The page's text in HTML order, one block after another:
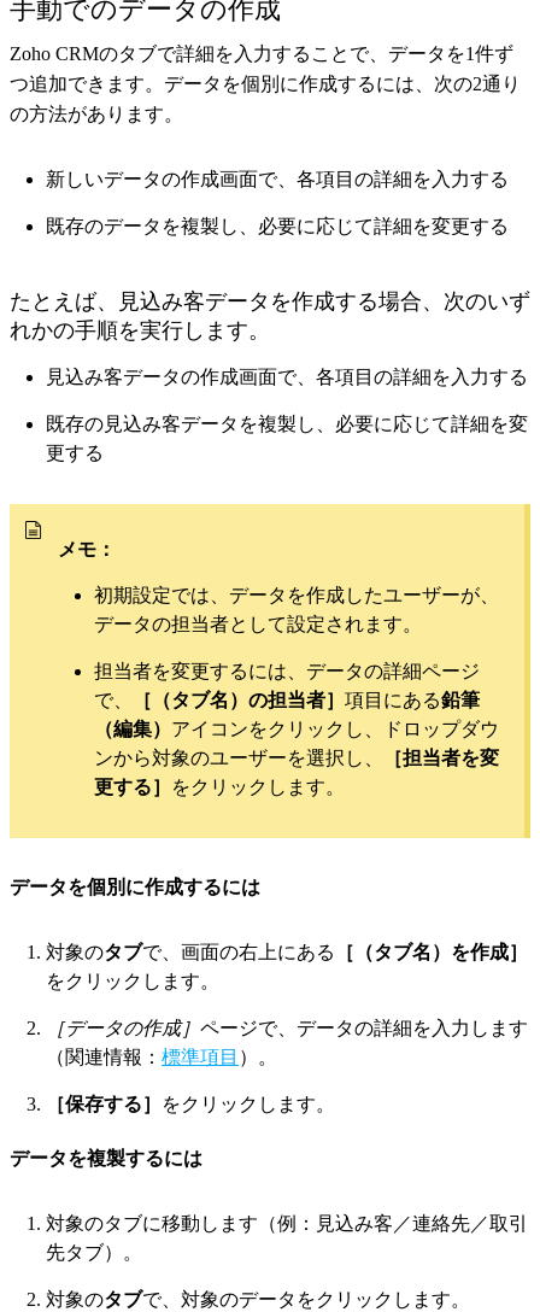
手動でのデータの作成
Zoho CRMのタブで詳細を入力することで、データを1件ず
つ追加できます。データを個別に作成するには、次の2通り
の方法があります。
新しいデータの作成画面で、各項目の詳細を入力する
既存のデータを複製し、必要に応じて詳細を変更する
たとえば、見込み客データを作成する場合、次のいず
れかの手順を実行します。
見込み客データの作成画面で、各項目の詳細を入力する
既存の見込み客データを複製し、必要に応じて詳細を変
更する
メモ：
初期設定では、データを作成したユーザーが、
データの担当者として設定されます。
担当者を変更するには、データの詳細ページ
で、
［（タブ名）の担当者］ 項目にある鉛筆
（編集） アイコンをクリックし、ドロップダウ
ンから対象のユーザーを選択し、
［担当者を変
更する］
をクリックします。
データを個別に作成するには
対象のタブで、画面の右上にある
［（タブ名）を作成］
をクリックします。
［データの作成］ ページで、データの詳細を入力します
（関連情報： 標準項目 ）。
［保存する］ をクリックします。
データを複製するには
対象のタブに移動します（例：見込み客／連絡先／取引
先タブ）。
対象のタブで、対象のデータをクリックします。